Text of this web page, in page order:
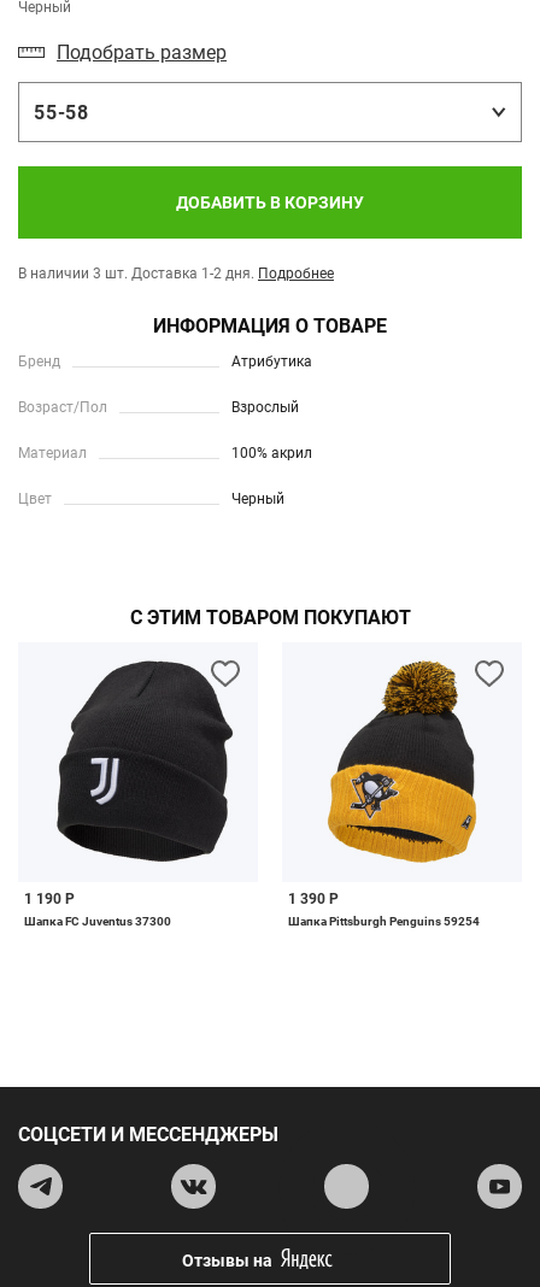
Черный
Подобрать размер
55-58
ДОБАВИТЬ В КОРЗИНУ
В наличии 3 шт. Доставка 1-2 дня. Подробнее
ИНФОРМАЦИЯ О ТОВАРЕ
Бренд Атрибутика
Возраст/Пол Взрослый
Материал 100% акрил
Цвет Черный
С ЭТИМ ТОВАРОМ ПОКУПАЮТ
1 190 Р
Шапка FC Juventus 37300
1 390 Р
Шапка Pittsburgh Penguins 59254
СОЦСЕТИ И МЕССЕНДЖЕРЫ
Отзывы на